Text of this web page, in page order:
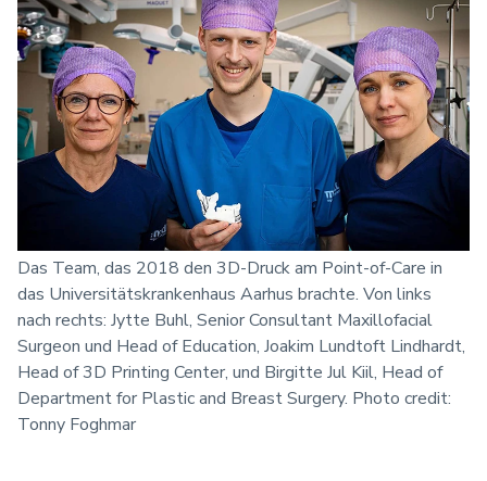
Das Team, das 2018 den 3D-Druck am Point-of-Care in
das Universitätskrankenhaus Aarhus brachte. Von links
nach rechts: Jytte Buhl, Senior Consultant Maxillofacial
Surgeon und Head of Education, Joakim Lundtoft Lindhardt,
Head of 3D Printing Center, und Birgitte Jul Kiil, Head of
Department for Plastic and Breast Surgery. Photo credit:
Tonny Foghmar